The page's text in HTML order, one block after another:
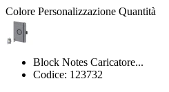
Colore Personalizzazione Quantità
Block Notes Caricatore...
Codice: 123732